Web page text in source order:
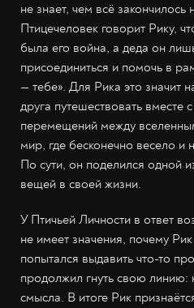
не знает, чем всё
Птицечеловек говорит Рику,
была его война, а деда он
присоединиться и помочь в
— тебе». Для Рика это значит
друга путешествовать вместе
перемещений между
мир, где бесконечно весело и
По сути, он поделился одной
вещей в своей жизни.
У Птичьей Личности в ответ
не имеет значения, почему
попытался выдавить что-то
продолжил гнуть свою линию:
смысла. В итоге Рик